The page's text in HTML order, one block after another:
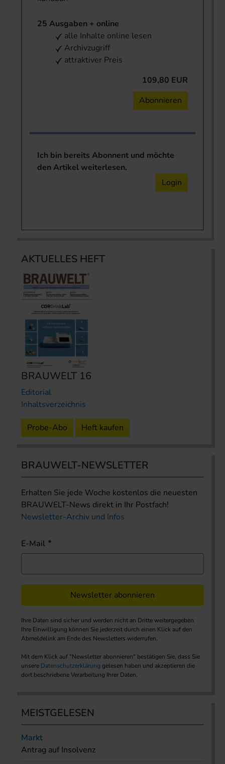
25 Ausgaben + online
alle Inhalte online lesen
Archivzugriff
attraktiver Preis
109,80 EUR
Abonnieren
Ich bin bereits Abonnent und möchte
den Artikel weiterlesen.
Login
AKTUELLES HEFT
BRAUWELT 16
Editorial
Inhaltsverzeichnis
Probe-Abo Heft kaufen
BRAUWELT-NEWSLETTER
Erhalten Sie jede Woche kostenlos die neuesten
BRAUWELT-News direkt in Ihr Postfach!
Newsletter-Archiv und Infos
E-Mail
Newsletter abonnieren
Ihre Daten sind sicher und werden nicht an Dritte weitergegeben.
Ihre Einwilligung können Sie jederzeit durch einen Klick auf den
Abmeldelink am Ende des Newsletters widerrufen.
Mit dem Klick auf "Newsletter abonnieren" bestätigen Sie, dass Sie
unsere Datenschutzerklärung gelesen haben und akzeptieren die
dort beschriebene Verarbeitung Ihrer Daten.
MEISTGELESEN
Markt
Antrag auf Insolvenz